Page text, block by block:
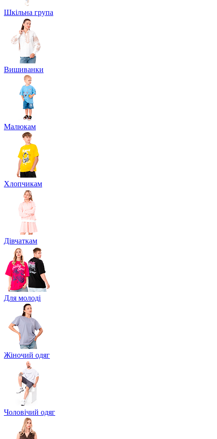
Шкільна група
Вишиванки
Малюкам
Хлопчикам
Дівчаткам
Для молоді
Жіночий одяг
Чоловічий одяг